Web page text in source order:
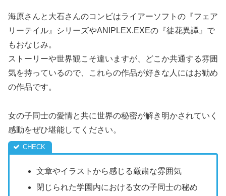
海原さんと大石さんのコンビはライアーソフトの『フェア
リーテイル』シリーズやANIPLEX.EXEの『徒花異譚』で
もおなじみ。
ストーリーや世界観こそ違いますが、どこか共通する雰囲
気を持っているので、これらの作品が好きな人にはお勧め
の作品です。
女の子同士の愛情と共に世界の秘密が解き明かされていく
感動をぜひ堪能してください。
文章やイラストから感じる厳粛な雰囲気
閉じられた学園内における女の子同士の秘め